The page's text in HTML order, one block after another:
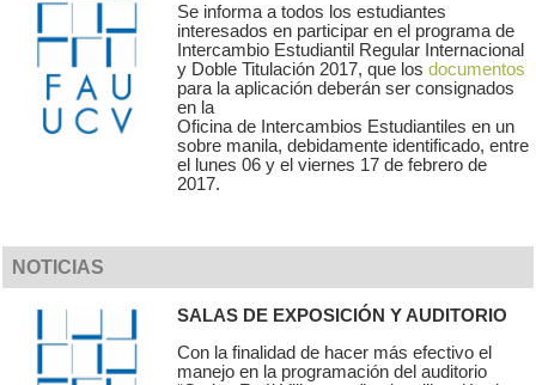
Se informa a todos los estudiantes
interesados en participar en el programa de
Intercambio Estudiantil Regular Internacional
y Doble Titulación 2017, que losdocumentos
para la aplicación deberán ser consignados
en la
Oficina de Intercambios Estudiantiles en un
sobre manila, debidamente identificado, entre
el lunes 06 y el viernes 17 de febrero de
2017.
NOTICIAS
SALAS DE EXPOSICIÓN Y AUDITORIO
Con la finalidad de hacer más efectivo el
manejo en la programación del auditorio